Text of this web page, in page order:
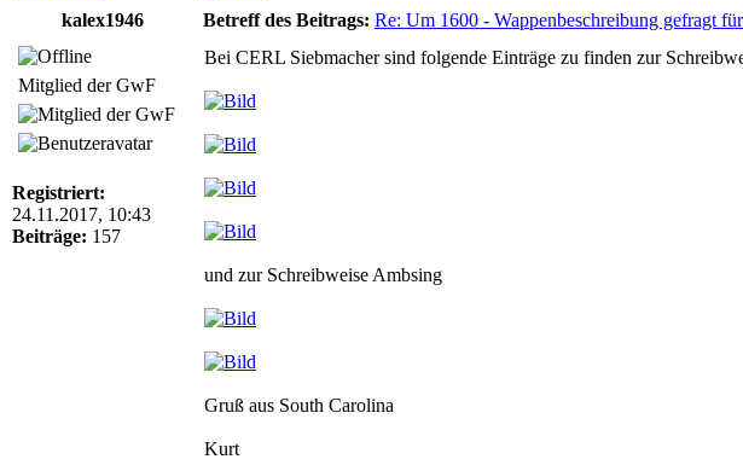
kalex1946
Betreff des Beitrags: Re: Um 1600 - Wappenbeschreibung gefragt
Mitglied der GwF
Registriert:
24.11.2017, 10:43
Beiträge: 157
Bei CERL Siebmacher sind folgende Einträge zu finden zur
und zur Schreibweise Ambsing
Gruß aus South Carolina
Kurt